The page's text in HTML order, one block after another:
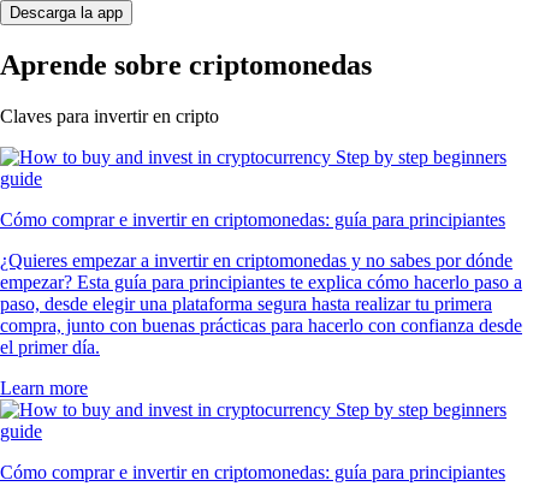
Descarga la app
Aprende sobre criptomonedas
Claves para invertir en cripto
Cómo comprar e invertir en criptomonedas: guía para principiantes
¿Quieres empezar a invertir en criptomonedas y no sabes por dónde
empezar? Esta guía para principiantes te explica cómo hacerlo paso a
paso, desde elegir una plataforma segura hasta realizar tu primera
compra, junto con buenas prácticas para hacerlo con confianza desde
el primer día.
Learn more
Cómo comprar e invertir en criptomonedas: guía para principiantes